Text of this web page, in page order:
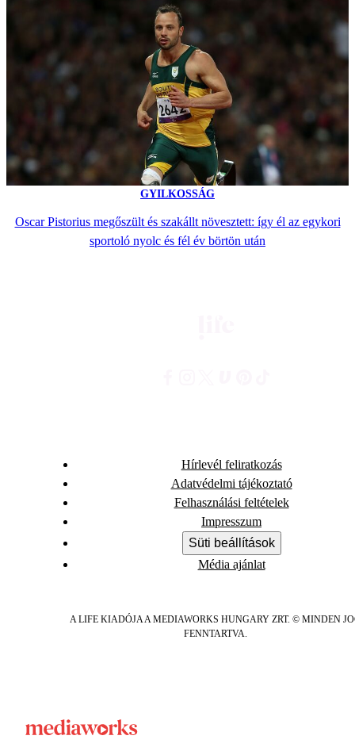
GYILKOSSÁG
Oscar Pistorius megőszült és szakállt növesztett: így él az egykori
sportoló nyolc és fél év börtön után
Hírlevél feliratkozás
Adatvédelmi tájékoztató
Felhasználási feltételek
Impresszum
Süti beállítások
Média ajánlat
A LIFE KIADÓJA A MEDIAWORKS HUNGARY ZRT. © MINDEN
FENNTARTVA.